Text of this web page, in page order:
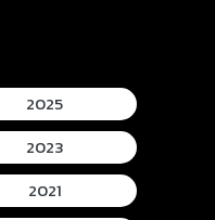
2025
2023
2021